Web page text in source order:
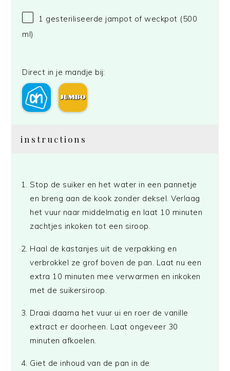
1 gesteriliseerde jampot of weckpot (500
ml)
Direct in je mandje bij:
instructions
Stop de suiker en het water in een pannetje
en breng aan de kook zonder deksel. Verlaag
het vuur naar middelmatig en laat 10 minuten
zachtjes inkoken tot een siroop.
Haal de kastanjes uit de verpakking en
verbrokkel ze grof boven de pan. Laat nu een
extra 10 minuten mee verwarmen en inkoken
met de suikersiroop.
Draai daarna het vuur ui en roer de vanille
extract er doorheen. Laat ongeveer 30
minuten afkoelen.
Giet de inhoud van de pan in de